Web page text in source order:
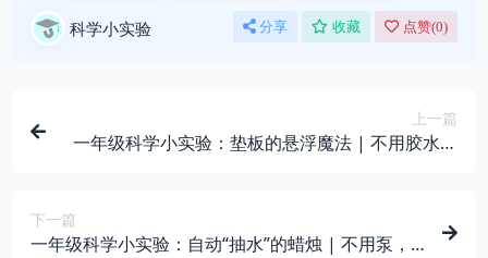
科学小实验 分享 收藏 点赞(0)
上一篇
一年级科学小实验：垫板的悬浮魔法 | 不用胶水，
下一篇
一年级科学小实验：自动“抽水”的蜡烛 | 不用泵，